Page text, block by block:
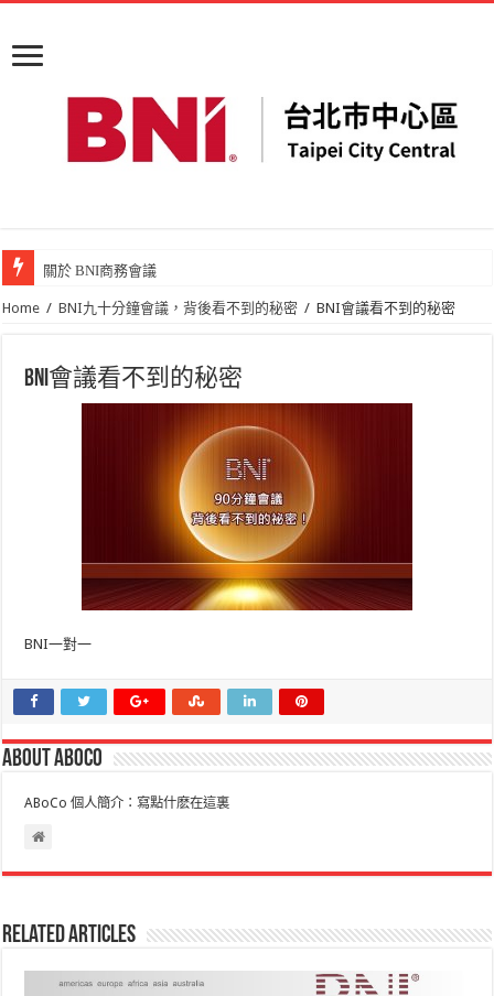
關於 BNI商務會議
Home / BNI九十分鐘會議，背後看不到的秘密 / BNI會議看不到的秘密
BNI會議看不到的秘密
BNI一對一
About ABoCo
ABoCo 個人簡介：寫點什麽在這裏
Related Articles